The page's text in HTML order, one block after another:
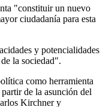
"constituir un nuevo
ciudadanía para esta
y potencialidades
la sociedad".
como herramienta
de la asunción del
Kirchner y